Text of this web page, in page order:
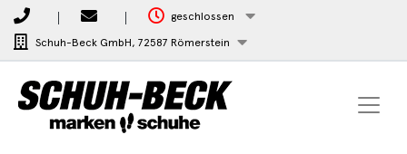
geschlossen
Schuh-Beck GmbH, 72587 Römerstein